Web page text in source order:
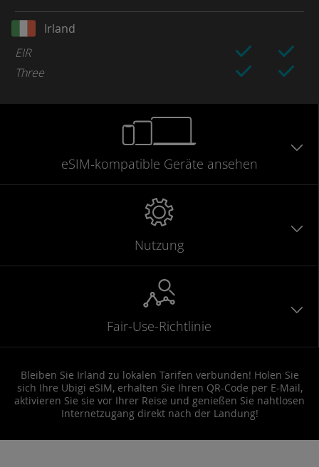
Irland
EIR
Three
eSIM-kompatible Geräte ansehen
Nutzung
Fair-Use-Richtlinie
Bleiben Sie Irland zu lokalen Tarifen verbunden! Holen Sie
sich Ihre Ubigi eSIM, erhalten Sie Ihren QR-Code per E-Mail,
aktivieren Sie sie vor Ihrer Reise und genießen Sie nahtlosen
Internetzugang direkt nach der Landung!